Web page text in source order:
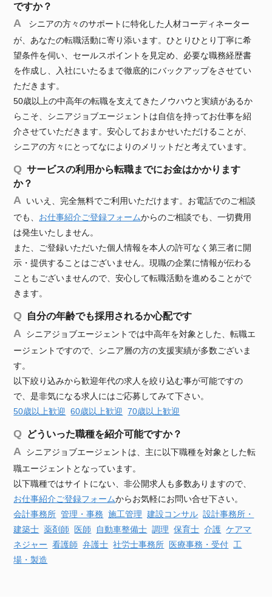
ですか？
シニアの方々のサポートに特化した人材コーディネーター
が、あなたの転職活動に寄り添います。ひとりひとり丁寧に希
望条件を伺い、セールスポイントを見定め、必要な職務経歴書
を作成し、入社にいたるまで徹底的にバックアップをさせてい
ただきます。
50歳以上の中高年の転職を支えてきたノウハウと実績があるか
らこそ、シニアジョブエージェントは自信を持ってお仕事を紹
介させていただきます。安心しておまかせいただけることが、
シニアの方々にとってなによりのメリットだと考えています。
サービスの利用から転職までにお金はかかります
か？
いいえ、完全無料でご利用いただけます。お電話でのご相談
でも、 お仕事紹介ご登録フォームからのご相談でも、一切費用
は発生いたしません。
また、ご登録いただいた個人情報を本人の許可なく第三者に開
示・提供することはございません。現職の企業に情報が伝わる
こともございませんので、安心して転職活動を進めることがで
きます。
自分の年齢でも採用されるか心配です
シニアジョブエージェントでは中高年を対象とした、転職エ
ージェントですので、シニア層の方の支援実績が多数ございま
す。
以下絞り込みから歓迎年代の求人を絞り込む事が可能ですの
で、是非気になる求人にはご応募してみて下さい。
50歳以上歓迎 60歳以上歓迎 70歳以上歓迎
どういった職種を紹介可能ですか？
シニアジョブエージェントは、主に以下職種を対象とした転
職エージェントとなっています。
以下職種ではサイトにない、非公開求人も多数ありますので、
お仕事紹介ご登録フォームからお気軽にお問い合せ下さい。
会計事務所 管理・事務 施工管理 建設コンサル 設計事務所・
建築士 薬剤師 医師 自動車整備士 調理 保育士 介護 ケアマ
ネジャー 看護師 弁護士 社労士事務所 医療事務・受付 工
場・製造